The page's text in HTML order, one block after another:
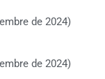
de 2024)
de 2024)